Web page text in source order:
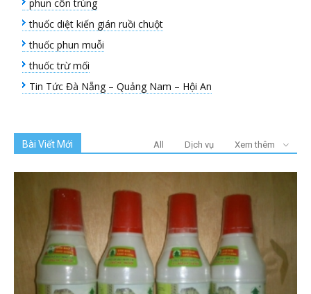
phun côn trùng
thuốc diệt kiến gián ruồi chuột
thuốc phun muỗi
thuốc trừ mối
Tin Tức Đà Nẵng – Quảng Nam – Hội An
Bài Viết Mới All Dịch vụ Xem thêm